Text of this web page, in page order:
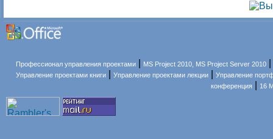
Профессионал управления проектами MS Project 2010, MS Project Server 2010
Управление проектами книги Управление проектами лекции
Управление
конференция
16